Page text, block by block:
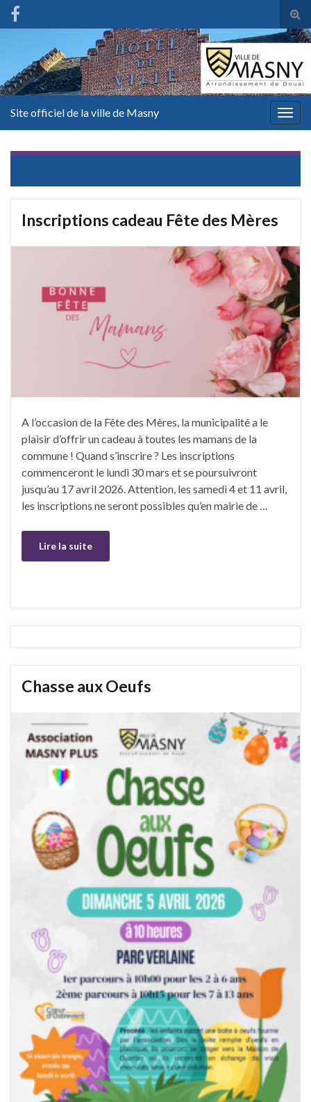
Site officiel de la ville de Masny
Inscriptions cadeau Fête des Mères
A l’occasion de la Fête des Mères, la municipalité a le
plaisir d’offrir un cadeau à toutes les mamans de la
commune ! Quand s’inscrire ? Les inscriptions
commenceront le lundi 30 mars et se poursuivront
jusqu’au 17 avril 2026. Attention, les samedi 4 et 11 avril,
les inscriptions ne seront possibles qu’en mairie de …
Lire la suite
Chasse aux Oeufs